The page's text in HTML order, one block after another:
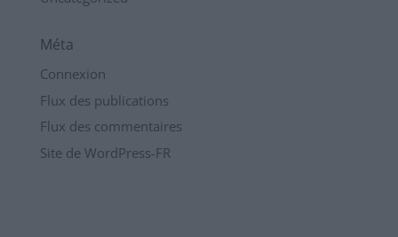
Méta
Connexion
Flux des publications
Flux des commentaires
Site de WordPress-FR